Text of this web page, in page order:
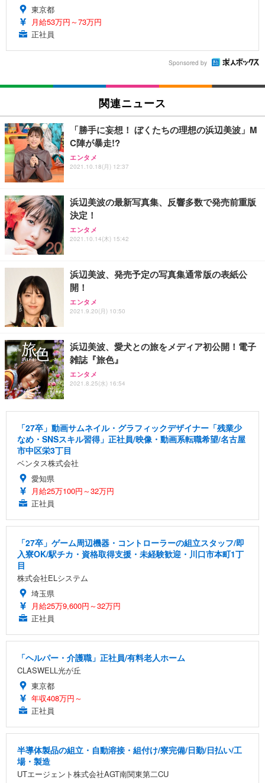
東京都
月給53万円～73万円
正社員
Sponsored by
関連ニュース
「勝手に妄想！ ぼくたちの理想の浜辺美波」M
C陣が暴走!?
エンタメ
2021.10.18(月) 12:37
浜辺美波の最新写真集、反響多数で発売前重版
決定！
エンタメ
2021.10.14(木) 15:42
浜辺美波、発売予定の写真集通常版の表紙公
開！
エンタメ
2021.9.20(月) 10:50
浜辺美波、愛犬との旅をメディア初公開！電子
雑誌『旅色』
エンタメ
2021.8.25(水) 16:54
「27卒」動画サムネイル・グラフィックデザイナー「残業少
なめ・SNSスキル習得」正社員/映像・動画系転職希望/名古屋
市中区栄3丁目
ベンタス株式会社
愛知県
月給25万100円～32万円
正社員
「27卒」ゲーム周辺機器・コントローラーの組立スタッフ/即
入寮OK/駅チカ・資格取得支援・未経験歓迎・川口市本町1丁
目
株式会社ELシステム
埼玉県
月給25万9,600円～32万円
正社員
「ヘルパー・介護職」正社員/有料老人ホーム
CLASWELL光が丘
東京都
年収408万円～
正社員
半導体製品の組立・自動溶接・組付け/寮完備/日勤/日払い/工
場・製造
UTエージェント株式会社AGT南関東第二CU